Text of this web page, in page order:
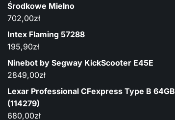
Środkowe Mielno
702,00zł
Intex Flaming 57288
195,90zł
Ninebot by Segway KickScooter E45E
2849,00zł
Lexar Professional CFexpress Type B 64GB
(114279)
680,00zł